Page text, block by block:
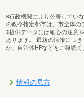
※行政機関により公表してい
の政令指定都市は、市全体の
※提供データには細心の注意
あります。 最新の情報につ
か、自治体HPなどをご確認く
情報の見方